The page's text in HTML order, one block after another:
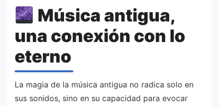
Música antigua,
una conexión con lo
eterno
La magia de la música antigua no radica solo en
sus sonidos, sino en su capacidad para evocar